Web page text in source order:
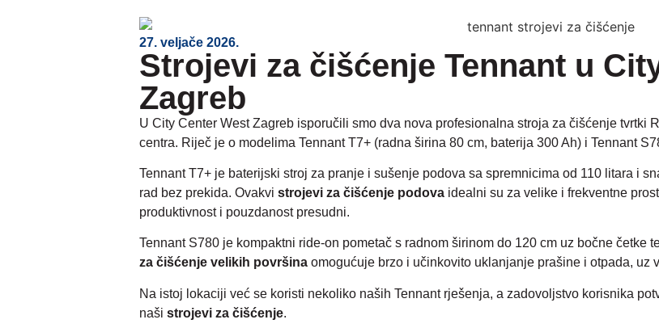
27. veljače 2026.
Strojevi za čišćenje Tennant u
Zagreb
U City Center West Zagreb isporučili smo dva nova profesionalna stroja za čišćenje tvrtki
centra. Riječ je o modelima Tennant T7+ (radna širina 80 cm, baterija 300 Ah) i Tennant
Tennant T7+ je baterijski stroj za pranje i sušenje podova sa spremnicima od 110 litara i
rad bez prekida. Ovakvi strojevi za čišćenje podova idealni su za velike i frekventne
produktivnost i pouzdanost presudni.
Tennant S780 je kompaktni ride-on pometač s radnom širinom do 120 cm uz bočne četke
za čišćenje velikih površina omogućuje brzo i učinkovito uklanjanje prašine i otpada, uz
Na istoj lokaciji već se koristi nekoliko naših Tennant rješenja, a zadovoljstvo korisnika
naši strojevi za čišćenje.